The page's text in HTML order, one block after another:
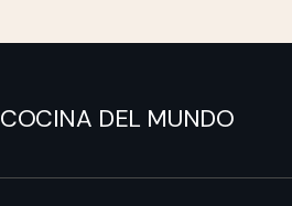
COCINA DEL MUNDO